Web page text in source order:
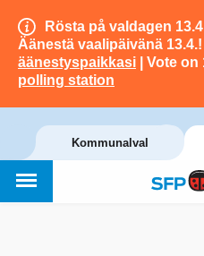
Rösta på valdagen
Äänestä vaalipäivänä 13.4.!
äänestyspaikkasi | Vote
polling station
Kommunalval